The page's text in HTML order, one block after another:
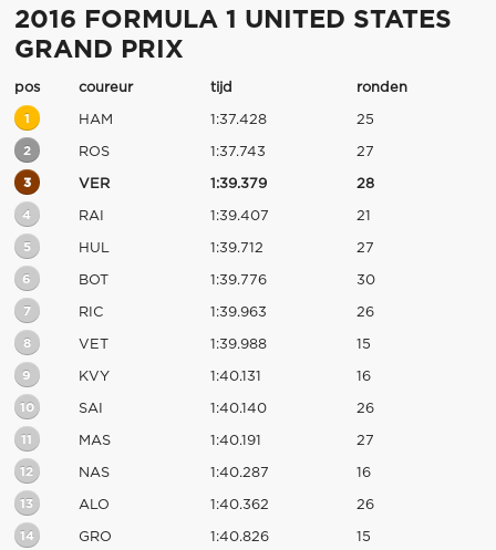
2016 FORMULA 1 UNITED STATES
GRAND PRIX
pos coureur tijd ronden
1 HAM 1:37.428 25
2 ROS 1:37.743 27
3 VER 1:39.379 28
4 RAI 1:39.407 21
5 HUL 1:39.712 27
6 BOT 1:39.776 30
7 RIC 1:39.963 26
8 VET 1:39.988 15
9 KVY 1:40.131 16
10 SAI 1:40.140 26
11 MAS 1:40.191 27
12 NAS 1:40.287 16
13 ALO 1:40.362 26
14 GRO 1:40.826 15